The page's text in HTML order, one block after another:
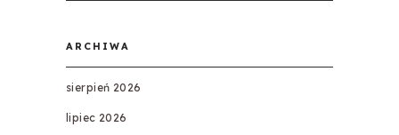
ARCHIWA
sierpień 2026
lipiec 2026